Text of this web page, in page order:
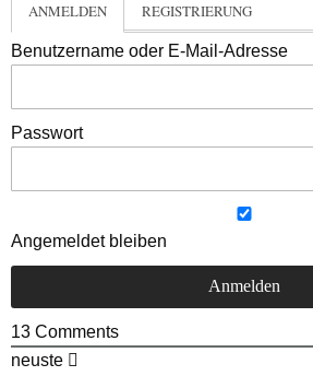
ANMELDEN REGISTRIERUNG
Benutzername oder E-Mail-Adresse
Passwort
Angemeldet bleiben
13 Comments
neuste